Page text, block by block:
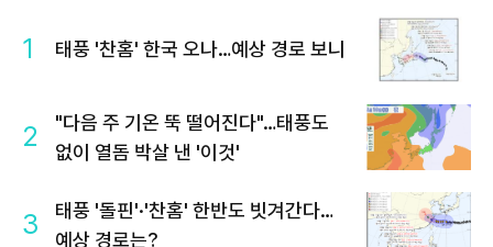
1 태풍 '찬홈' 한국 오나…예상 경로 보니
2
"다음 주 기온 뚝 떨어진다"…태풍도
없이 열돔 박살 낸 '이것'
3
태풍 '돌핀'·'찬홈' 한반도 빗겨간다…
예상 경로는?